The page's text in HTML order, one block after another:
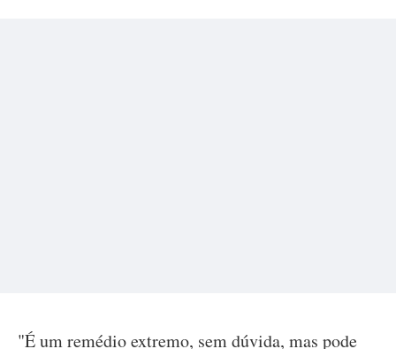
"É um remédio extremo, sem dúvida, mas pode